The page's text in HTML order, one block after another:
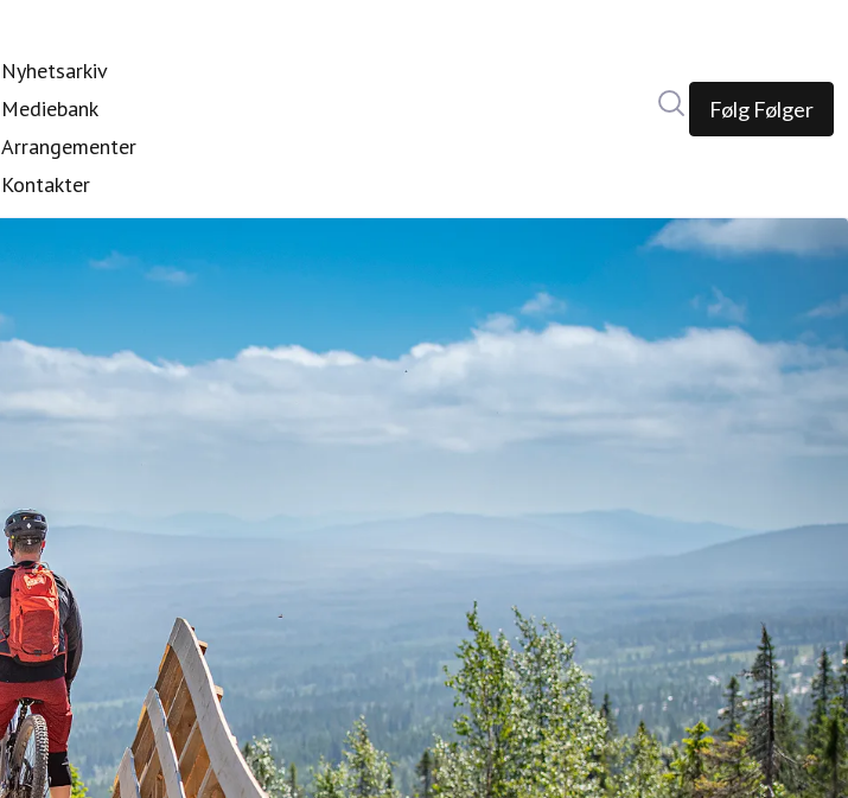
Nyhetsarkiv
Mediebank
Arrangementer
Kontakter
Følg Følger